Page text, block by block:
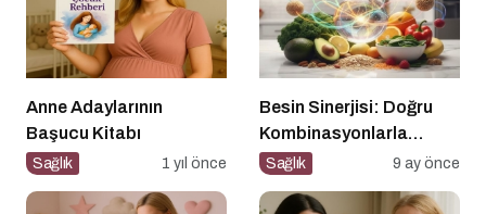
Anne Adaylarının
Başucu Kitabı
Sağlık 1 yıl önce
Besin Sinerjisi: Doğru
Kombinasyonlarla
Besinlerin Gücünü Artırın
Sağlık 9 ay önce